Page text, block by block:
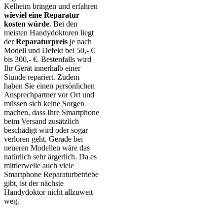
Kelheim bringen und erfahren
wieviel eine Reparatur
kosten würde. Bei den
meisten Handydoktoren liegt
derReparaturpreis je nach
Modell und Defekt bei 50,- €
bis 300,- €. Bestenfalls wird
Ihr Gerät innerhalb einer
Stunde repariert. Zudem
haben Sie einen persönlichen
Ansprechpartner vor Ort und
müssen sich keine Sorgen
machen, dass Ihre Smartphone
beim Versand zusätzlich
beschädigt wird oder sogar
verloren geht. Gerade bei
neueren Modellen wäre das
natürlich sehr ärgerlich. Da es
mittlerweile auch viele
Smartphone Reparaturbetriebe
gibt, ist der nächste
Handydoktor nicht allzuweit
weg.